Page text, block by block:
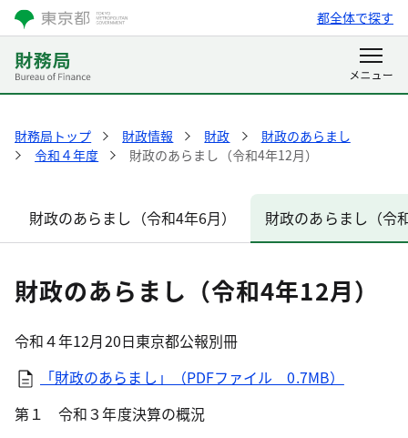
都全体で探す
財務局トップ 財政情報 財政
財政のあらまし
令和４年度
財政のあらまし（令和4年12月）
財政のあらまし（令和4年6月） 財政のあらまし（令
財政のあらまし（令和4年12月）
令和４年12月20日東京都公報別冊
「財政のあらまし」（PDFファイル 0.7MB）
第１ 令和３年度決算の概況